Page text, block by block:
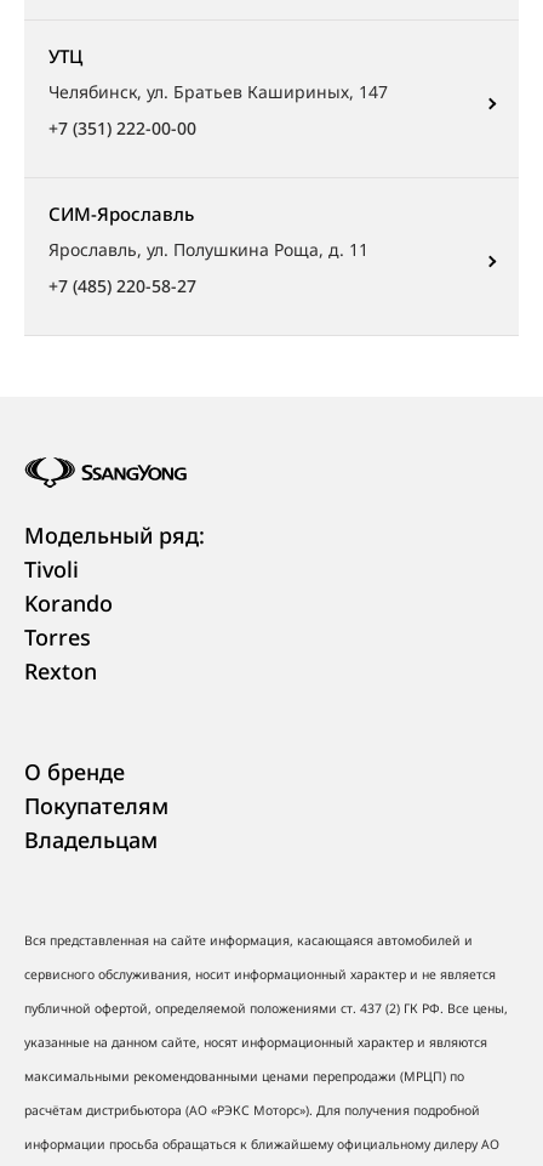
УТЦ
Челябинск, ул. Братьев Кашириных, 147
+7 (351) 222-00-00
СИМ-Ярославль
Ярославль, ул. Полушкина Роща, д. 11
+7 (485) 220-58-27
Модельный ряд:
Tivoli
Korando
Torres
Rexton
О бренде
Покупателям
Владельцам
Вся представленная на сайте информация, касающаяся автомобилей и
сервисного обслуживания, носит информационный характер и не является
публичной офертой, определяемой положениями ст. 437 (2) ГК РФ. Все цены,
указанные на данном сайте, носят информационный характер и являются
максимальными рекомендованными ценами перепродажи (МРЦП) по
расчётам дистрибьютора (АО «РЭКС Моторс»). Для получения подробной
информации просьба обращаться к ближайшему официальному дилеру АО